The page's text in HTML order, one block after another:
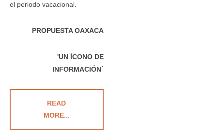
el periodo vacacional.
PROPUESTA OAXACA
'UN ÍCONO DE
INFORMACIÓN´
READ
MORE...